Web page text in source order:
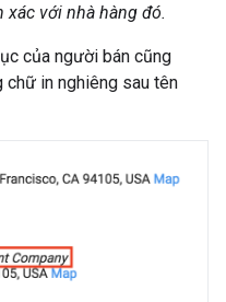
với nhà hàng đó.
của người bán cũng
chữ in nghiêng sau tên